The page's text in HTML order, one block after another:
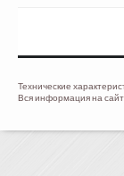
Технические
Вся информация на